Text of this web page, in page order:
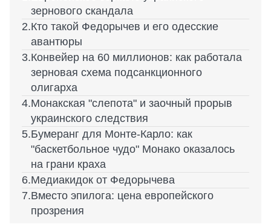
зернового скандала
Кто такой Федорычев и его одесские
авантюры
Конвейер на 60 миллионов: как работала
зерновая схема подсанкционного
олигарха
Монакская "слепота" и заочный прорыв
украинского следствия
Бумеранг для Монте-Карло: как
"баскетбольное чудо" Монако оказалось
на грани краха
Медиакидок от Федорычева
Вместо эпилога: цена европейского
прозрения